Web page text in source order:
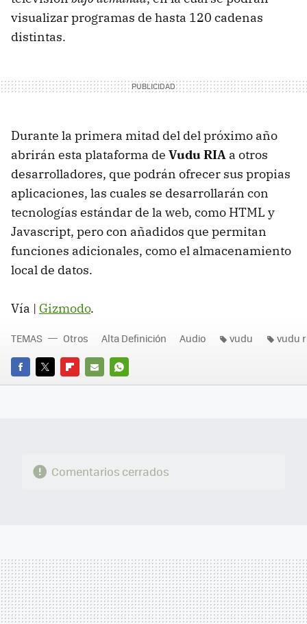
visualizar programas de hasta 120 cadenas
distintas.
Durante la primera mitad del del próximo año
abrirán esta plataforma de Vudu RIA a otros
desarrolladores, que podrán ofrecer sus propias
aplicaciones, las cuales se desarrollarán con
tecnologías estándar de la web, como HTML y
Javascript, pero con añadidos que permitan
funciones adicionales, como el almacenamiento
local de datos.
Vía | Gizmodo.
FACEBOOK
TWITTERFLIPBOARD
E-
WHATSAPP
TEMAS Otros Alta Definición Audio vudu vudu
Comentarios cerrados